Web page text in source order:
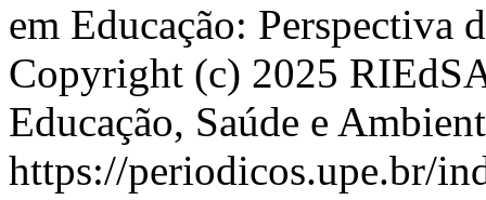
em Educação: Perspectiva
Copyright (c) 2025
Educação, Saúde e
https://periodicos.upe.br/